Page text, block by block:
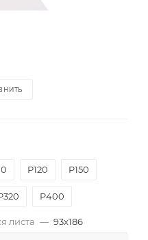
P120 P150
P400
листа — 93х186